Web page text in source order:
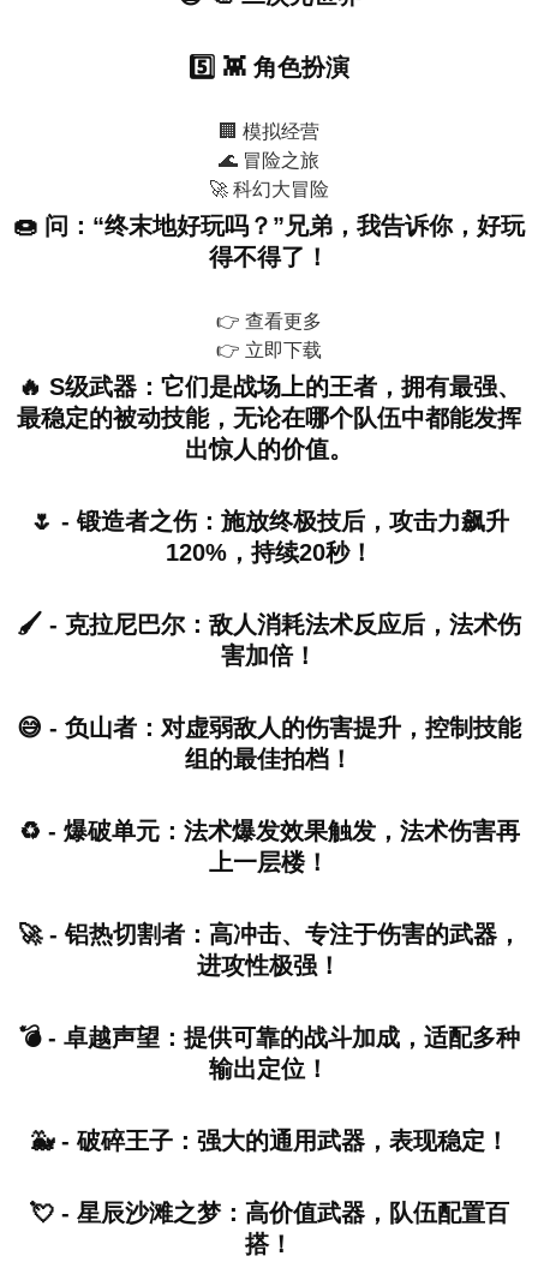
5️⃣ 👾 角色扮演
🏢 模拟经营
🌊 冒险之旅
🚀 科幻大冒险
🍩 问：“终末地好玩吗？”兄弟，我告诉你，好玩
得不得了！
👉 查看更多
👉 立即下载
🔥 S级武器：它们是战场上的王者，拥有最强、
最稳定的被动技能，无论在哪个队伍中都能发挥
出惊人的价值。
🌷 - 锻造者之伤：施放终极技后，攻击力飙升
120%，持续20秒！
🖌️ - 克拉尼巴尔：敌人消耗法术反应后，法术伤
害加倍！
😅 - 负山者：对虚弱敌人的伤害提升，控制技能
组的最佳拍档！
♻️ - 爆破单元：法术爆发效果触发，法术伤害再
上一层楼！
🚀 - 铝热切割者：高冲击、专注于伤害的武器，
进攻性极强！
💣 - 卓越声望：提供可靠的战斗加成，适配多种
输出定位！
🐳 - 破碎王子：强大的通用武器，表现稳定！
💘 - 星辰沙滩之梦：高价值武器，队伍配置百
搭！